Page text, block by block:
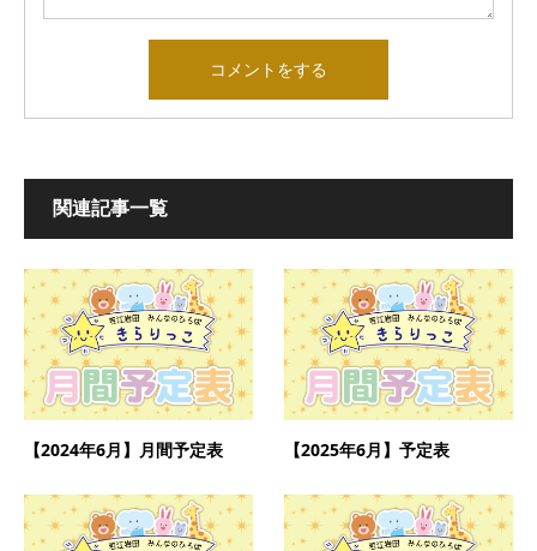
関連記事一覧
【2024年6月】月間予定表 【2025年6月】予定表